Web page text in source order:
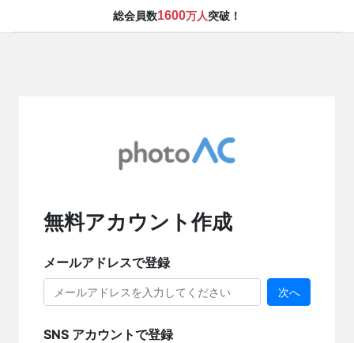
総会員数1600万人突破！
無料アカウント作成
メールアドレスで登録
次へ
SNS アカウントで登録